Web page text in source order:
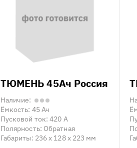
ТЮМЕНЬ 45Ач Россия
Наличие:
Ёмкость: 45 Ач
Пусковой ток:420 А
Полярность: Обратная
Габариты: 236 x 128 x 223 мм